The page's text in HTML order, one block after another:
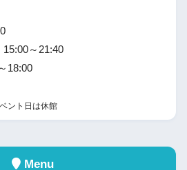
～21:40
18:00
ント日は休館
Menu